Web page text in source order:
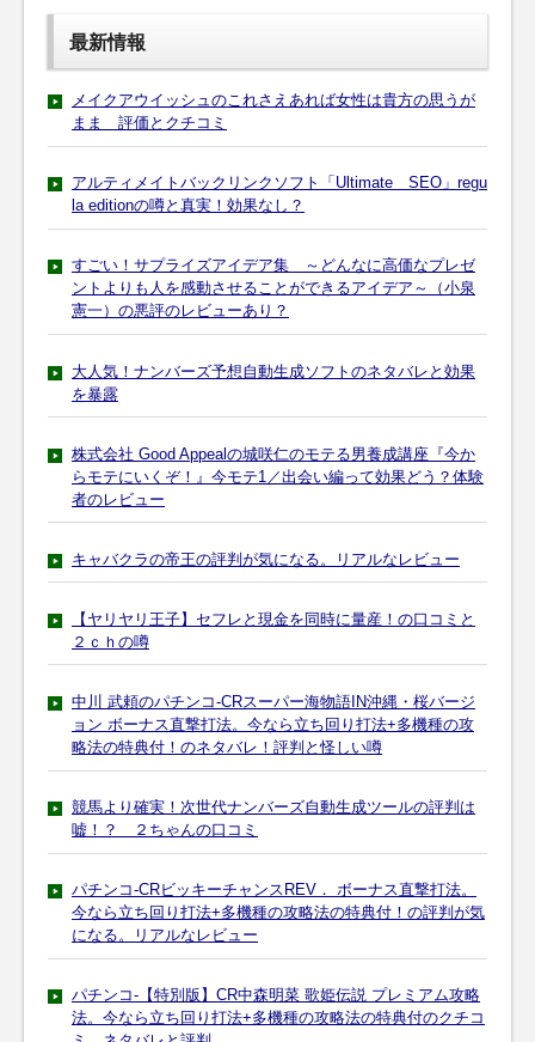
最新情報
メイクアウイッシュのこれさえあれば女性は貴方の思うが
まま 評価とクチコミ
アルティメイトバックリンクソフト「Ultimate SEO」regu
la editionの噂と真実！効果なし？
すごい！サプライズアイデア集 ～どんなに高価なプレゼ
ントよりも人を感動させることができるアイデア～（小泉
憲一）の悪評のレビューあり？
大人気！ナンバーズ予想自動生成ソフトのネタバレと効果
を暴露
株式会社 Good Appealの城咲仁のモテる男養成講座『今か
らモテにいくぞ！』今モテ1／出会い編って効果どう？体験
者のレビュー
キャバクラの帝王の評判が気になる。リアルなレビュー
【ヤリヤリ王子】セフレと現金を同時に量産！の口コミと
２ｃｈの噂
中川 武頼のパチンコ-CRスーパー海物語IN沖縄・桜バージ
ョン ボーナス直撃打法。今なら立ち回り打法+多機種の攻
略法の特典付！のネタバレ！評判と怪しい噂
競馬より確実！次世代ナンバーズ自動生成ツールの評判は
嘘！？ ２ちゃんの口コミ
パチンコ-CRビッキーチャンスREV． ボーナス直撃打法。
今なら立ち回り打法+多機種の攻略法の特典付！の評判が気
になる。リアルなレビュー
パチンコ-【特別版】CR中森明菜 歌姫伝説 プレミアム攻略
法。今なら立ち回り打法+多機種の攻略法の特典付のクチコ